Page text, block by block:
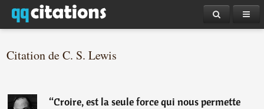
Citation de C. S. Lewis
“Croire, est la seule force qui nous permette